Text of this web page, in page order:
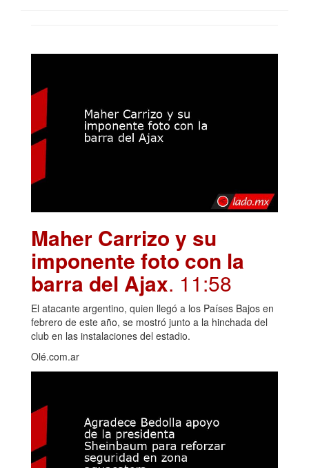
Maher Carrizo y su
imponente foto con la
barra del Ajax. 11:58
El atacante argentino, quien llegó a los Países Bajos en
febrero de este año, se mostró junto a la hinchada del
club en las instalaciones del estadio.
Olé.com.ar